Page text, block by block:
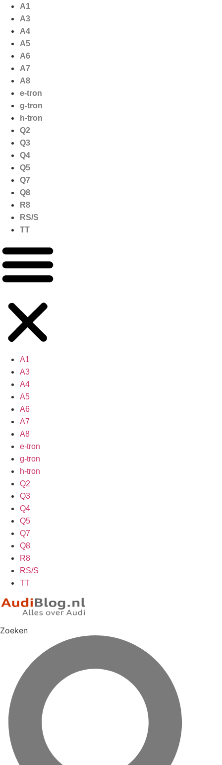
naar
inhoud
A1
A3
A4
A5
A6
A7
A8
e-tron
g-tron
h-tron
Q2
Q3
Q4
Q5
Q7
Q8
R8
RS/S
TT
A1
A3
A4
A5
A6
A7
A8
e-tron
g-tron
h-tron
Q2
Q3
Q4
Q5
Q7
Q8
R8
RS/S
TT
Zoeken